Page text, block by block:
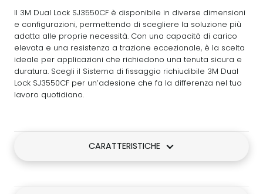
Il 3M Dual Lock SJ3550CF è disponibile in diverse dimensioni
e configurazioni, permettendo di scegliere la soluzione più
adatta alle proprie necessità. Con una capacità di carico
elevata e una resistenza a trazione eccezionale, è la scelta
ideale per applicazioni che richiedono una tenuta sicura e
duratura. Scegli il Sistema di fissaggio richiudibile 3M Dual
Lock SJ3550CF per un’adesione che fa la differenza nel tuo
lavoro quotidiano.
CARATTERISTICHE